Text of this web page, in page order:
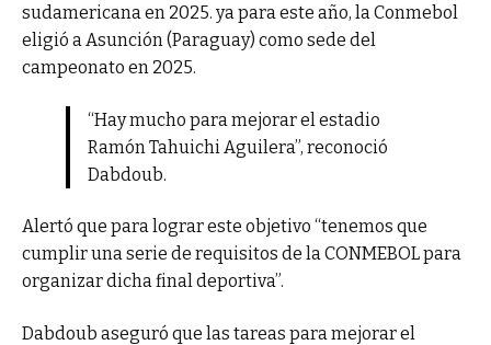
sudamericana en 2025. ya para este año, la Conmebol
eligió a Asunción (Paraguay) como sede del
campeonato en 2025.
“Hay mucho para mejorar el estadio
Ramón Tahuichi Aguilera”, reconoció
Dabdoub.
Alertó que para lograr este objetivo “tenemos que
cumplir una serie de requisitos de la CONMEBOL para
organizar dicha final deportiva”.
Dabdoub aseguró que las tareas para mejorar el